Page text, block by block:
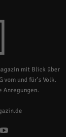
mit Blick über
vom und für's Volk.
Anregungen.